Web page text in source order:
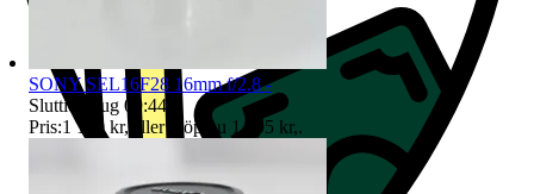
SONY SEL16F28 16mm f/2.8 -
Sluttid
9 aug 09:44
Pris:1 100 kr, Eller Köp nu 1 495 kr,.